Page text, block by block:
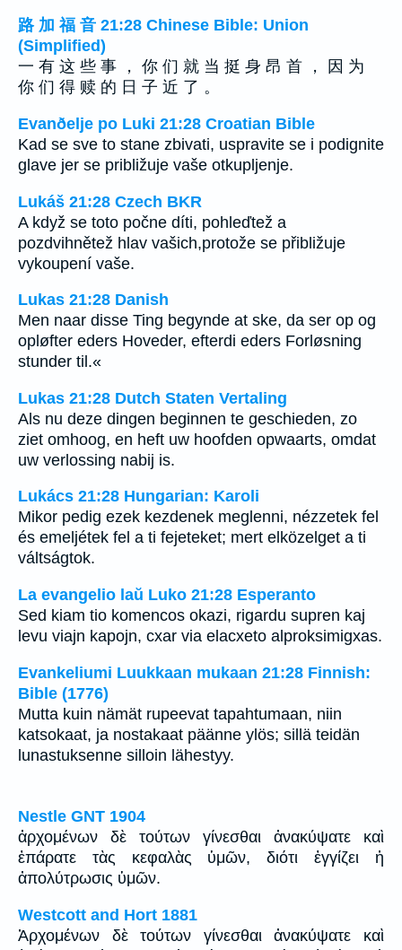
路 加 福 音 21:28 Chinese Bible: Union
(Simplified)
一 有 这 些 事 ， 你 们 就 当 挺 身 昂 首 ， 因 为
你 们 得 赎 的 日 子 近 了 。
Evanðelje po Luki 21:28 Croatian Bible
Kad se sve to stane zbivati, uspravite se i podignite
glave jer se približuje vaše otkupljenje.
Lukáš 21:28 Czech BKR
A když se toto počne díti, pohleďtež a
pozdvihnětež hlav vašich,protože se přibližuje
vykoupení vaše.
Lukas 21:28 Danish
Men naar disse Ting begynde at ske, da ser op og
opløfter eders Hoveder, efterdi eders Forløsning
stunder til.«
Lukas 21:28 Dutch Staten Vertaling
Als nu deze dingen beginnen te geschieden, zo
ziet omhoog, en heft uw hoofden opwaarts, omdat
uw verlossing nabij is.
Lukács 21:28 Hungarian: Karoli
Mikor pedig ezek kezdenek meglenni, nézzetek fel
és emeljétek fel a ti fejeteket; mert elközelget a ti
váltságtok.
La evangelio laŭ Luko 21:28 Esperanto
Sed kiam tio komencos okazi, rigardu supren kaj
levu viajn kapojn, cxar via elacxeto alproksimigxas.
Evankeliumi Luukkaan mukaan 21:28 Finnish:
Bible (1776)
Mutta kuin nämät rupeevat tapahtumaan, niin
katsokaat, ja nostakaat päänne ylös; sillä teidän
lunastuksenne silloin lähestyy.
Nestle GNT 1904
ἀρχομένων δὲ τούτων γίνεσθαι ἀνακύψατε καὶ
ἐπάρατε τὰς κεφαλὰς ὑμῶν, διότι ἐγγίζει ἡ
ἀπολύτρωσις ὑμῶν.
Westcott and Hort 1881
Ἀρχομένων δὲ τούτων γίνεσθαι ἀνακύψατε καὶ